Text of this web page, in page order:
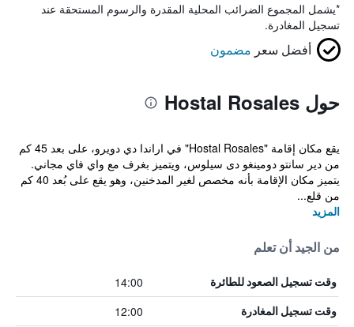
*يشمل المجموع الضرائب المحلية المقدرة والرسوم المستحقة عند
تسجيل المغادرة.
أفضل سعر مضمون
حول Hostal Rosales
يقع مكان إقامة "Hostal Rosales" في اراندا دي دويرو، على بعد 45 كم
من دير سانتو دومينغو دى سيلوس، ويتميز بغرف مع واي فاي مجاني.
يتميز مكان الإقامة بأنه مخصص لغير المدخنين، وهو يقع على بُعد 40 كم
من قلع...
المزيد
من الجيد أن تعلم
وقت تسجيل الصعود للطائرة 14:00
وقت تسجيل المغادرة 12:00